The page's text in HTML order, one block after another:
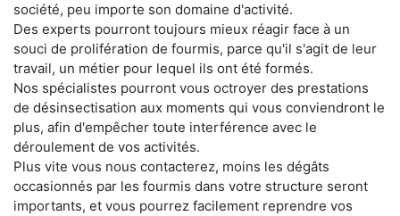
société, peu importe son domaine d'activité.
Des experts pourront toujours mieux réagir face à un
souci de prolifération de fourmis, parce qu'il s'agit de leur
travail, un métier pour lequel ils ont été formés.
Nos spécialistes pourront vous octroyer des prestations
de désinsectisation aux moments qui vous conviendront le
plus, afin d'empêcher toute interférence avec le
déroulement de vos activités.
Plus vite vous nous contacterez, moins les dégâts
occasionnés par les fourmis dans votre structure seront
importants, et vous pourrez facilement reprendre vos